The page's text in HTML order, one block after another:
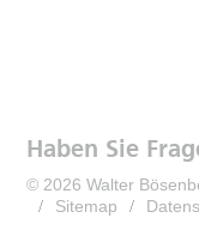
Haben Sie
© 2026 Walter
Sitemap